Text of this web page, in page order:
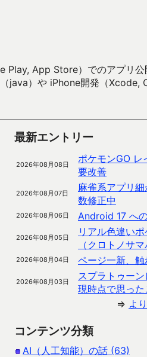
Play, App Store）でのアプリ
java）や iPhone開発（Xcode,
最新エントリー
2026年08月08日
ポケモンGO レ
要改善
2026年08月07日
麻雀系アプリ
数修正中
2026年08月06日 Android 17 へ
2026年08月05日
リアル色違い
（クロトノサマ
2026年08月04日 ページ一新、触
2026年08月03日
スプラトゥー
現時点で思った
⇒ よ
コンテンツ分類
AI（人工知能）の話 (63)